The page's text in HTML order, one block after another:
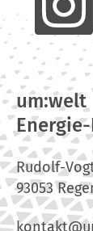
um:welt
Rudolf-
93053